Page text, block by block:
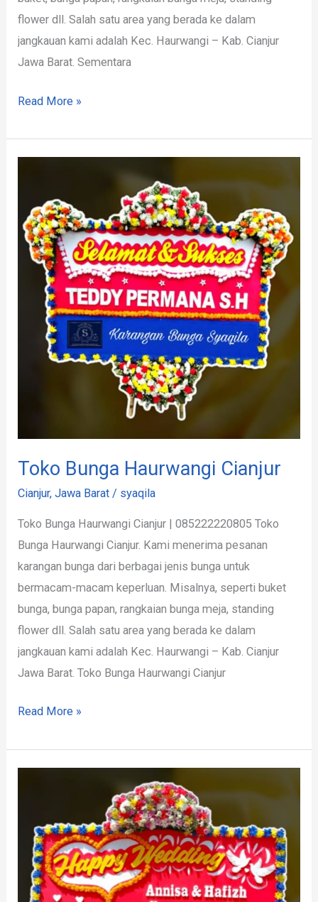
flower dll. Salah satu area yang berada ke dalam
jangkauan kami adalah Kec. Haurwangi – Kab. Cianjur
Jawa Barat. Sementara
Read More »
Toko Bunga Haurwangi Cianjur
Cianjur,Jawa Barat / syaqila
Toko Bunga Haurwangi Cianjur | 085222220805 Toko
Bunga Haurwangi Cianjur. Kami menerima pesanan
karangan bunga dari berbagai jenis bunga untuk
bermacam-macam keperluan. Misalnya, seperti buket
bunga, bunga papan, rangkaian bunga meja, standing
flower dll. Salah satu area yang berada ke dalam
jangkauan kami adalah Kec. Haurwangi – Kab. Cianjur
Jawa Barat. Toko Bunga Haurwangi Cianjur
Haurwangi
Cianjur
Read More »
Haurwangi